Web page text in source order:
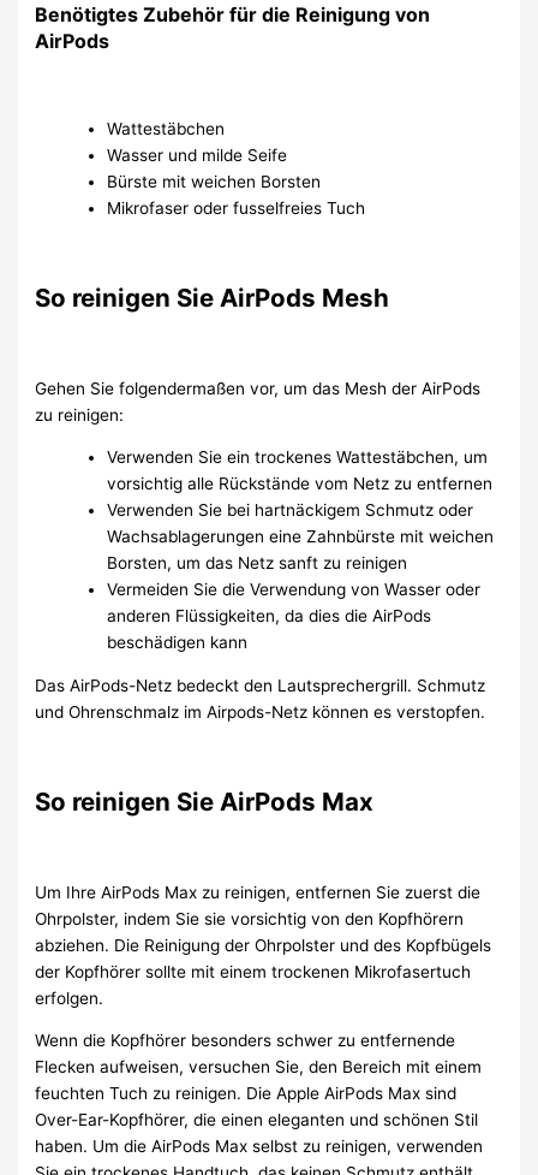
Benötigtes Zubehör für die Reinigung von
AirPods
Wattestäbchen
Wasser und milde Seife
Bürste mit weichen Borsten
Mikrofaser oder fusselfreies Tuch
So reinigen Sie AirPods Mesh
Gehen Sie folgendermaßen vor, um das Mesh der AirPods
zu reinigen:
Verwenden Sie ein trockenes Wattestäbchen, um
vorsichtig alle Rückstände vom Netz zu entfernen
Verwenden Sie bei hartnäckigem Schmutz oder
Wachsablagerungen eine Zahnbürste mit weichen
Borsten, um das Netz sanft zu reinigen
Vermeiden Sie die Verwendung von Wasser oder
anderen Flüssigkeiten, da dies die AirPods
beschädigen kann
Das AirPods-Netz bedeckt den Lautsprechergrill. Schmutz
und Ohrenschmalz im Airpods-Netz können es verstopfen.
So reinigen Sie AirPods Max
Um Ihre AirPods Max zu reinigen, entfernen Sie zuerst die
Ohrpolster, indem Sie sie vorsichtig von den Kopfhörern
abziehen. Die Reinigung der Ohrpolster und des Kopfbügels
der Kopfhörer sollte mit einem trockenen Mikrofasertuch
erfolgen.
Wenn die Kopfhörer besonders schwer zu entfernende
Flecken aufweisen, versuchen Sie, den Bereich mit einem
feuchten Tuch zu reinigen. Die Apple AirPods Max sind
Over-Ear-Kopfhörer, die einen eleganten und schönen Stil
haben. Um die AirPods Max selbst zu reinigen, verwenden